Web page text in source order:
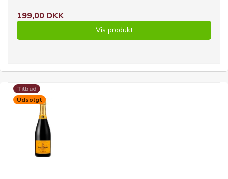
199,00 DKK
Vis produkt
Tilbud
Udsolgt